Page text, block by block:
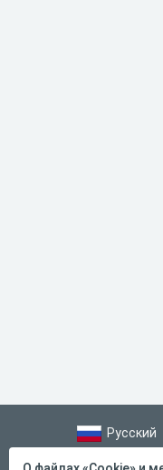
Русский
Справка